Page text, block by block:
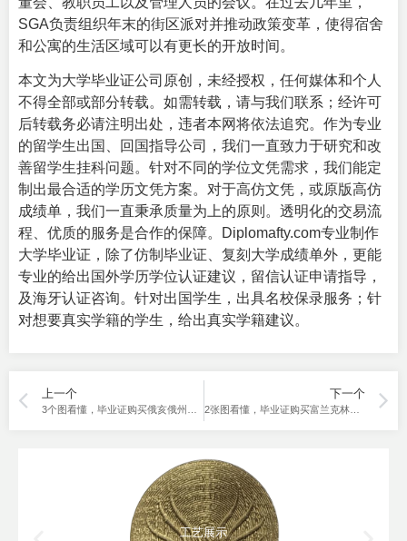
SGA负责组织年末的街区派对并推动政策变革，使得宿舍
和公寓的生活区域可以有更长的开放时间。
本文为大学毕业证公司原创，未经授权，任何媒体和个人
不得全部或部分转载。如需转载，请与我们联系；经许可
后转载务必请注明出处，违者本网将依法追究。作为专业
的留学生出国、回国指导公司，我们一直致力于研究和改
善留学生挂科问题。针对不同的学位文凭需求，我们能定
制出最合适的学历文凭方案。对于高仿文凭，或原版高仿
成绩单，我们一直秉承质量为上的原则。透明化的交易流
程、优质的服务是合作的保障。
Diplomafty.com专业制作
大学毕业证 ，除了仿制毕业证、复刻大学成绩单外，更能
专业的给出国外学历学位认证建议，留信认证申请指导，
及海牙认证咨询。针对出国学生，出具名校保录服务；针
对想要真实学籍的学生，给出真实学籍建议。
上一个 下一个
2张图看懂，毕业证购买富兰克林大学在线推荐。
工艺展示